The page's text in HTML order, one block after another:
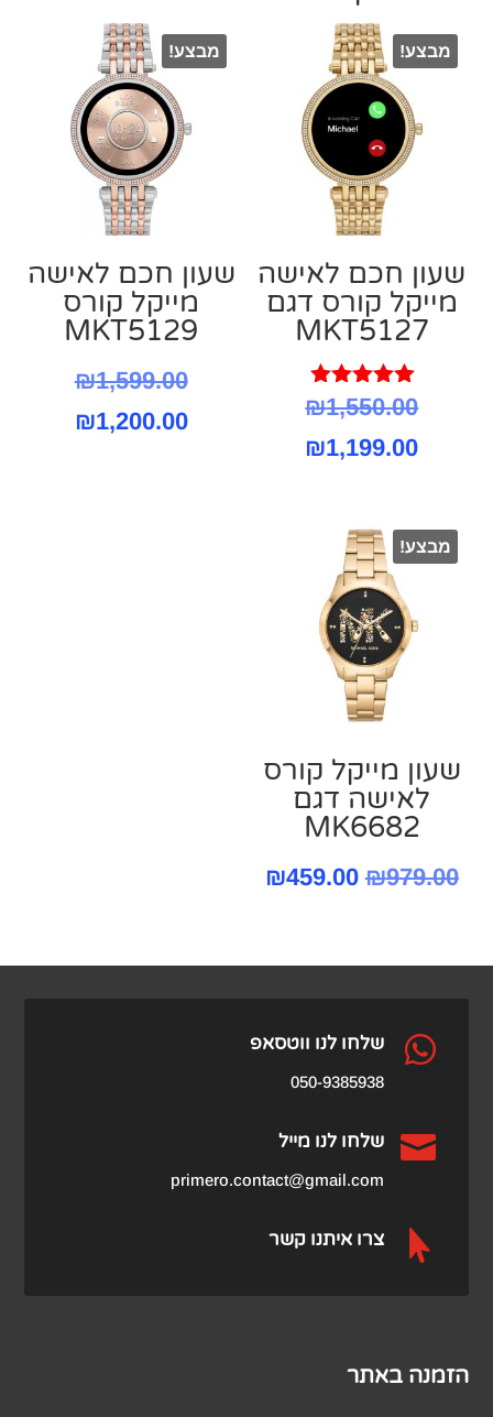
מבצע!
שעון חכם לאישה
מייקל קורס דגם
MKT5127
דורג
5.00
מתוך 5
₪1,550.00
המחיר
₪1,199.00
מבצע!
שעון חכם לאישה
מייקל קורס
MKT5129
₪1,599.00
המחיר
₪1,200.00
מבצע!
שעון מייקל קורס
‏לאישה דגם
MK6682
₪979.00
המחיר₪459.00
 שלחו לנו ווטסאפ
050-9385938
 שלחו לנו מייל
primero.contact@gmail.com
 צרו איתנו קשר
הזמנה באתר